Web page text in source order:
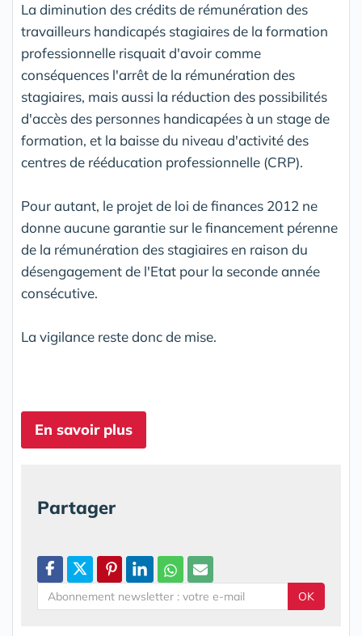
La diminution des crédits de rémunération des
travailleurs handicapés stagiaires de la formation
professionnelle risquait d'avoir comme
conséquences l'arrêt de la rémunération des
stagiaires, mais aussi la réduction des possibilités
d'accès des personnes handicapées à un stage de
formation, et la baisse du niveau d'activité des
centres de rééducation professionnelle (CRP).
Pour autant, le projet de loi de finances 2012 ne
donne aucune garantie sur le financement pérenne
de la rémunération des stagiaires en raison du
désengagement de l'Etat pour la seconde année
consécutive.
La vigilance reste donc de mise.
En savoir plus
Partager
OK